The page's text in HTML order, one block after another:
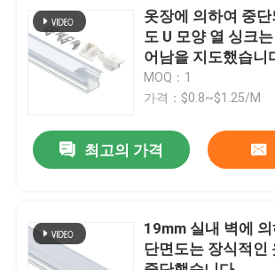
연락주세요
서피스는 주도하는 프로필을 탑재했
플라스터 보드는 프로필을 이끌었습
옷장에 의하여 중단
도 U 모양 열 싱크
어남을 지도했습니
MOQ：1
가격：$0.8~$1.25/M
최고의 가격
19mm 실내 벽에
단면도는 장식적인